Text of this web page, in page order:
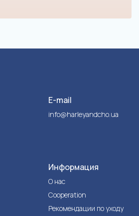
E-mail
info@harleyandcho.ua
Информация
О нас
Cooperation
Рекомендации по уходу